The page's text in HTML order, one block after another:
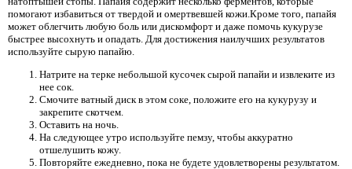
помогают избавиться от твердой и омертвевшей кожи.Кроме того, папайя
может облегчить любую боль или дискомфорт и даже помочь кукурузе
быстрее высохнуть и опадать. Для достижения наилучших результатов
используйте сырую папайю.
Натрите на терке небольшой кусочек сырой папайи и извлеките из
нее сок.
Смочите ватный диск в этом соке, положите его на кукурузу и
закрепите скотчем.
Оставить на ночь.
На следующее утро используйте пемзу, чтобы аккуратно
отшелушить кожу.
Повторяйте ежедневно, пока не будете удовлетворены результатом.